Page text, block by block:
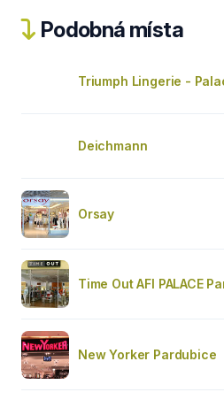
Podobná místa
Triumph Lingerie -
Deichmann
Orsay
Time Out AFI PALACE
New Yorker Pardubice